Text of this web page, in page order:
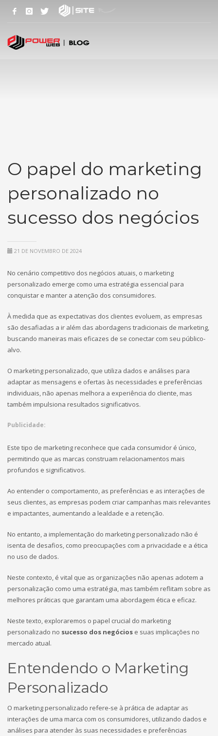
O papel do marketing
personalizado no
sucesso dos negócios
21 DE NOVEMBRO DE 2024
No cenário competitivo dos negócios atuais, o marketing
personalizado emerge como uma estratégia essencial para
conquistar e manter a atenção dos consumidores.
À medida que as expectativas dos clientes evoluem, as empresas
são desafiadas a ir além das abordagens tradicionais de marketing,
buscando maneiras mais eficazes de se conectar com seu público-
alvo.
O marketing personalizado, que utiliza dados e análises para
adaptar as mensagens e ofertas às necessidades e preferências
individuais, não apenas melhora a experiência do cliente, mas
também impulsiona resultados significativos.
Publicidade:
Este tipo de marketing reconhece que cada consumidor é único,
permitindo que as marcas construam relacionamentos mais
profundos e significativos.
Ao entender o comportamento, as preferências e as interações de
seus clientes, as empresas podem criar campanhas mais relevantes
e impactantes, aumentando a lealdade e a retenção.
No entanto, a implementação do marketing personalizado não é
isenta de desafios, como preocupações com a privacidade e a ética
no uso de dados.
Neste contexto, é vital que as organizações não apenas adotem a
personalização como uma estratégia, mas também reflitam sobre as
melhores práticas que garantam uma abordagem ética e eficaz.
Neste texto, exploraremos o papel crucial do marketing
personalizado no sucesso dos negócios e suas implicações no
mercado atual.
Entendendo o Marketing
Personalizado
O marketing personalizado refere-se à prática de adaptar as
interações de uma marca com os consumidores, utilizando dados e
análises para atender às suas necessidades e preferências